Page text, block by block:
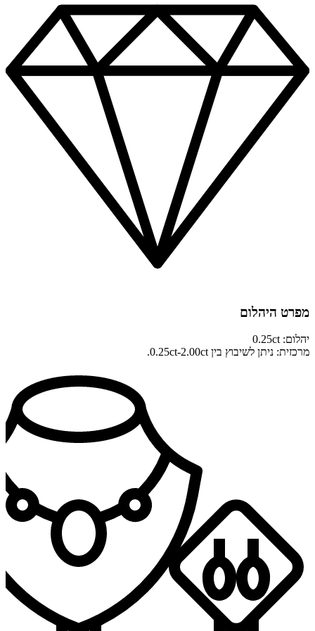
מפרט היהלום
יהלום: 0.25ct
מרכזית: ניתן לשיבוץ בין 0.25ct-2.00ct.